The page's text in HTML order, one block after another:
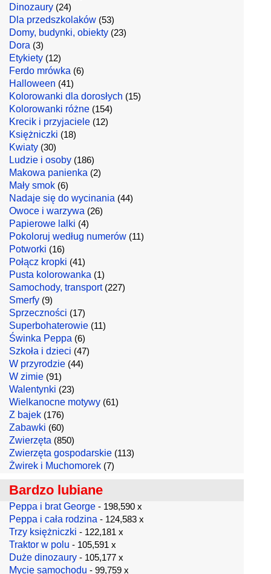
Dinozaury (24)
Dla przedszkolaków (53)
Domy, budynki, obiekty (23)
Dora (3)
Etykiety (12)
Ferdo mrówka (6)
Halloween (41)
Kolorowanki dla dorosłych (15)
Kolorowanki różne (154)
Krecik i przyjaciele (12)
Księżniczki (18)
Kwiaty (30)
Ludzie i osoby (186)
Makowa panienka (2)
Mały smok (6)
Nadaje się do wycinania (44)
Owoce i warzywa (26)
Papierowe lalki (4)
Pokoloruj według numerów (11)
Potworki (16)
Połącz kropki (41)
Pusta kolorowanka (1)
Samochody, transport(227)
Smerfy (9)
Sprzeczności (17)
Superbohaterowie (11)
Świnka Peppa (6)
Szkoła i dzieci (47)
W przyrodzie (44)
W zimie (91)
Walentynki (23)
Wielkanocne motywy (61)
Z bajek (176)
Zabawki (60)
Zwierzęta (850)
Zwierzęta gospodarskie (113)
Żwirek i Muchomorek (7)
Bardzo lubiane
Peppa i brat George - 198,590 x
Peppa i cała rodzina - 124,583 x
Trzy księżniczki - 122,181 x
Traktor w polu - 105,591 x
Duże dinozaury - 105,177 x
Mycie samochodu - 99,759 x